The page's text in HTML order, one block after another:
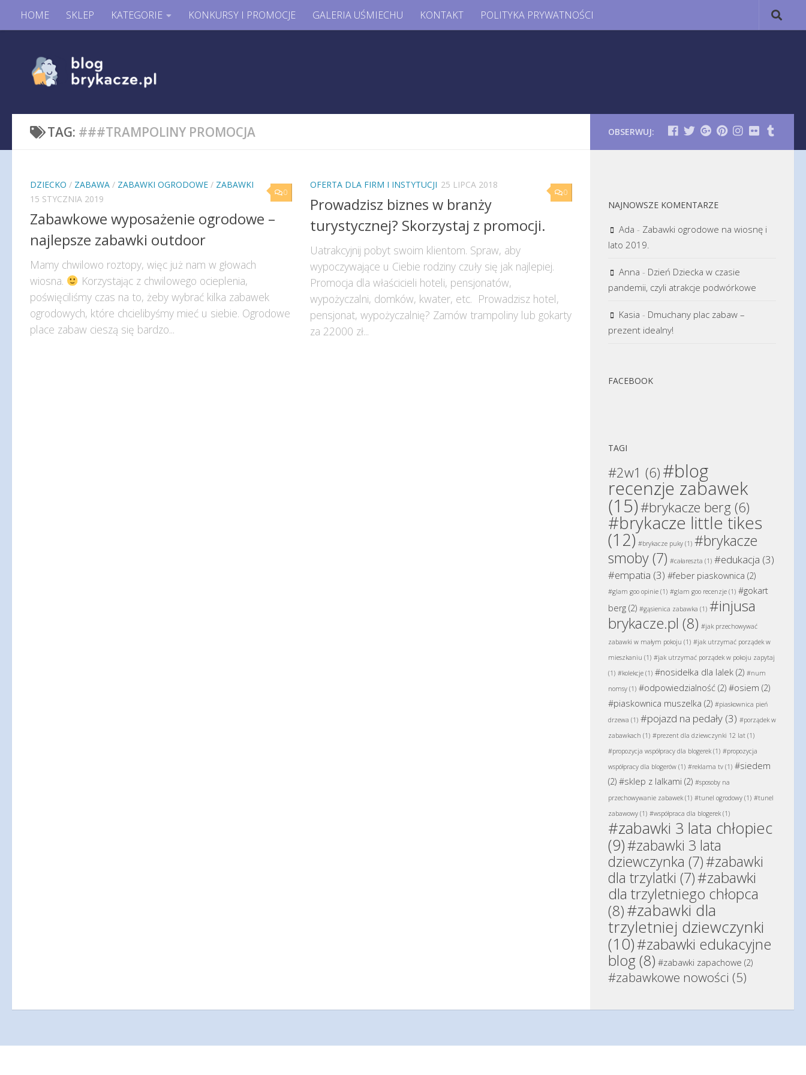
HOME SKLEP KATEGORIE KONKURSY I PROMOCJE GALERIA UŚMIECHU KONTAKT POLITYKA PRYWATNOŚCI
TAG: ###TRAMPOLINY PROMOCJA
0
DZIECKO / ZABAWA / ZABAWKI OGRODOWE / ZABAWKI
15 STYCZNIA 2019
Zabawkowe wyposażenie ogrodowe –
najlepsze zabawki outdoor
Mamy chwilowo roztopy, więc już nam w głowach
wiosna.
Korzystając z chwilowego ocieplenia,
poświęciliśmy czas na to, żeby wybrać kilka zabawek
ogrodowych, które chcielibyśmy mieć u siebie. Ogrodowe
place zabaw cieszą się bardzo...
0
OFERTA DLA FIRM I INSTYTUCJI 25 LIPCA 2018
Prowadzisz biznes w branży
turystycznej? Skorzystaj z promocji.
Uatrakcyjnij pobyt swoim klientom. Spraw, aby
wypoczywające u Ciebie rodziny czuły się jak najlepiej.
Promocja dla właścicieli hoteli, pensjonatów,
wypożyczalni, domków, kwater, etc. Prowadzisz hotel,
pensjonat, wypożyczalnię? Zamów trampoliny lub gokarty
za 22000 zł...
OBSERWUJ:
NAJNOWSZE KOMENTARZE
Ada - Zabawki ogrodowe na wiosnę i
lato 2019.
Anna - Dzień Dziecka w czasie
pandemii, czyli atrakcje podwórkowe
Kasia - Dmuchany plac zabaw –
prezent idealny!
FACEBOOK
TAGI
#2w1 (6) #blog
recenzje zabawek
(15)#brykacze berg (6)
#brykacze little tikes
(12) #brykacze puky (1) #brykacze
smoby(7) #całareszta (1) #edukacja (3)
#empatia (3) #feber piaskownica (2)
#glam goo opinie (1) #glam goo recenzje (1) #gokart
berg (2) #gąsienica zabawka (1) #injusa
brykacze.pl (8) #jak przechowywać
zabawki w małym pokoju (1) #jak utrzymać porządek w
mieszkaniu (1) #jak utrzymać porządek w pokoju zapytaj
(1) #kolekcje (1) #nosidełka dla lalek (2) #num
nomsy (1) #odpowiedzialność (2) #osiem (2)
#piaskownica muszelka (2) #piaskownica pień
drzewa (1) #pojazd na pedały (3) #porządek w
zabawkach (1) #prezent dla dziewczynki 12 lat (1)
#propozycja współpracy dla blogerek(1) #propozycja
współpracy dla blogerów (1) #reklama tv (1) #siedem
(2) #sklep z lalkami (2) #sposoby na
przechowywanie zabawek(1) #tunel ogrodowy (1) #tunel
zabawowy (1) #współpraca dla blogerek(1)
#zabawki 3 lata chłopiec
(9)#zabawki 3 lata
dziewczynka (7)#zabawki
dla trzylatki (7)#zabawki
dla trzyletniego chłopca
(8)#zabawki dla
trzyletniej dziewczynki
(10)#zabawki edukacyjne
blog(8) #zabawki zapachowe (2)
#zabawkowe nowości (5)